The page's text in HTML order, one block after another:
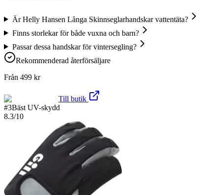
Är Helly Hansen Långa Skinnseglarhandskar vattentäta?
Finns storlekar för både vuxna och barn?
Passar dessa handskar för vintersegling?
Rekommenderad återförsäljare
Från 499 kr
Till butik
#3Bäst UV-skydd
8.3/10